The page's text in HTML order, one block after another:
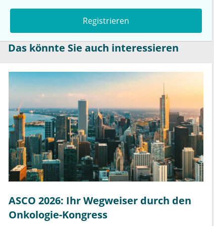
Registrieren
Das könnte Sie auch interessieren
ASCO 2026: Ihr Wegweiser durch den
Onkologie-Kongress